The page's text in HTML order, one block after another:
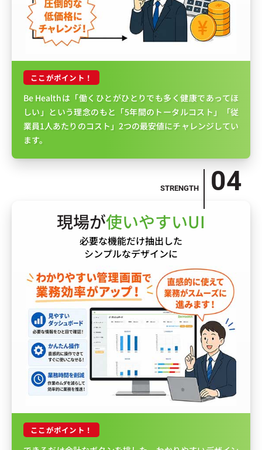
ここがポイント！
Be Healthは「働くひとがひとりでも多く健康であってほ
しい」という理念のもと「5年間のトータルコスト」「従
業員1人あたりのコスト」2つの最安値にチャレンジしてい
ます。
現場が使いやすいUI
必要な機能だけ抽出した
シンプルなデザインに
ここがポイント！